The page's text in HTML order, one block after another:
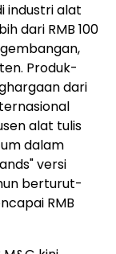
industri alat
dari RMB 100
Produk-
dari
alat tulis
dalam
versi
berturut-
RMB